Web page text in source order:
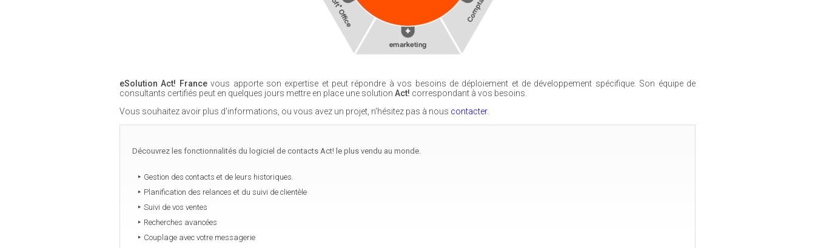
eSolution Act! Francevous apporte son expertise et peut répondre à vos besoins de déploiement et de développement spécifique. Son équipe de
consultants certifiés peut en quelques jours mettre en place une solution Act! correspondant à vos besoins.
Vous souhaitez avoir plus d'informations, ou vous avez un projet, n'hésitez pas à nous contacter.
Découvrez les fonctionnalités du logiciel de contacts Act! le plus vendu au monde.
Gestion des contacts et de leurs historiques.
Planification des relances et du suivi de clientèle
Suivi de vos ventes
Recherches avancées
Couplage avec votre messagerie